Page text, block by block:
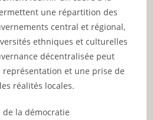
une répartition des
central et régional,
ethniques et culturelles
décentralisée peut
et une prise de
réalités locales.
de la démocratie